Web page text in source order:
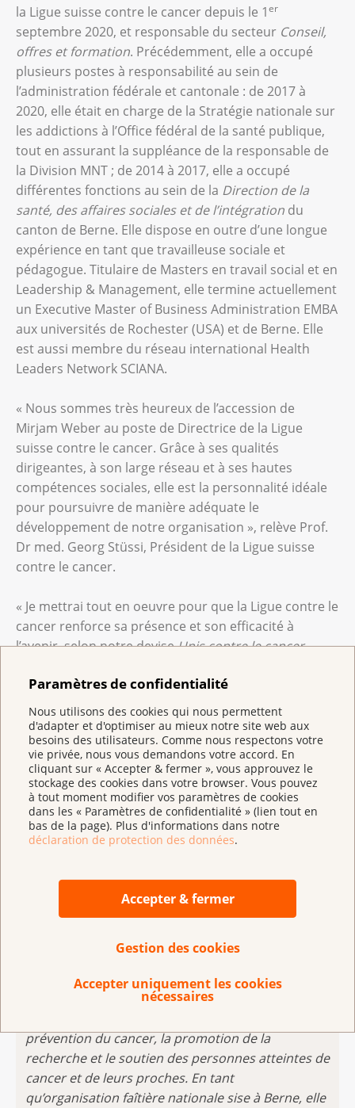
Paramètres de confidentialité
Nous utilisons des cookies qui nous permettent
d'adapter et d'optimiser au mieux notre site web aux
besoins des utilisateurs. Comme nous respectons votre
vie privée, nous vous demandons votre accord. En
cliquant sur « Accepter & fermer », vous approuvez le
stockage des cookies dans votre browser. Vous pouvez
à tout moment modifier vos paramètres de cookies
dans les « Paramètres de confidentialité » (lien tout en
bas de la page). Plus d'informations dans notre
déclaration de protection des données.
Accepter & fermer
Gestion des cookies
Accepter uniquement les cookies
nécessaires
la Ligue suisse contre le cancer depuis le 1er
septembre 2020, et responsable du secteur Conseil,
offres et formation. Précédemment, elle a occupé
plusieurs postes à responsabilité au sein de
l’administration fédérale et cantonale : de 2017 à
2020, elle était en charge de la Stratégie nationale sur
les addictions à l’Office fédéral de la santé publique,
tout en assurant la suppléance de la responsable de
la Division MNT ; de 2014 à 2017, elle a occupé
différentes fonctions au sein de la Direction de la
santé, des affaires sociales et de l’intégration du
canton de Berne. Elle dispose en outre d’une longue
expérience en tant que travailleuse sociale et
pédagogue. Titulaire de Masters en travail social et en
Leadership & Management, elle termine actuellement
un Executive Master of Business Administration EMBA
aux universités de Rochester (USA) et de Berne. Elle
est aussi membre du réseau international Health
Leaders Network SCIANA.
« Nous sommes très heureux de l’accession de
Mirjam Weber au poste de Directrice de la Ligue
suisse contre le cancer. Grâce à ses qualités
dirigeantes, à son large réseau et à ses hautes
compétences sociales, elle est la personnalité idéale
pour poursuivre de manière adéquate le
développement de notre organisation », relève Prof.
Dr med. Georg Stüssi, Président de la Ligue suisse
contre le cancer.
« Je mettrai tout en oeuvre pour que la Ligue contre le
cancer renforce sa présence et son efficacité à
l’avenir, selon notre deviseUnis contre le cancer,
prévention du cancer basée sur des données
probantes, pour la promotion de la recherche
oncologique, pour offrir aux patientes et patients une
information indépendante ainsi qu’un
accompagnement à bas seuil aux personnes atteintes
et à leur entourage, dans toutes les étapes de la
maladie », relève Mirjam Weber. « En misant sur la
continuité, je m’attacherai à renforcer notre
association et l’organisation faîtière et m’engagerai de
encore connaisse concrètement les offres de la Ligue
contre le cancer. »
Ligue suisse contre le cancer
prévention du cancer, la promotion de la
recherche et le soutien des personnes atteintes de
cancer et de leurs proches. En tant
qu’organisation faîtière nationale sise à Berne, elle